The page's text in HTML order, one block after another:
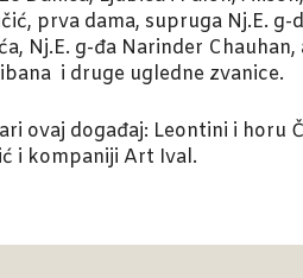
prva dama, supruga Nj.E.
Nj.E. g-đa Narinder
i druge ugledne zvanice.
ovaj događaj: Leontini i horu
i kompaniji Art Ival.